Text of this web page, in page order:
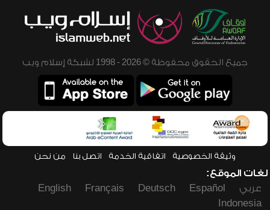
جميع الحقوق محفوظة © 2026 - 1998 لشبكة إسلام ويب
وثيقة الخصوصية اتفاقية الخدمة اتصل بنا من نحن
لغات الموقع:
عربي
Español
Deutsch
Français
English
Indonesia